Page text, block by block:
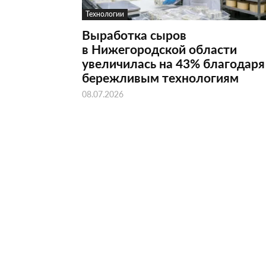
Технологии
Выработка сыров
в Нижегородской области
увеличилась на 43% благодаря
бережливым технологиям
08.07.2026